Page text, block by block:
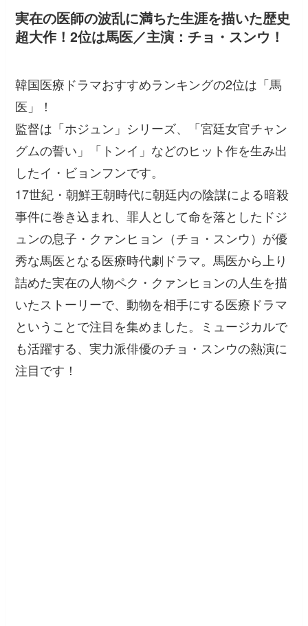
実在の医師の波乱に満ちた生涯を描いた歴史
超大作！2位は馬医／主演：チョ・スンウ！
韓国医療ドラマおすすめランキングの2位は「馬
医」！
監督は「ホジュン」シリーズ、「宮廷女官チャン
グムの誓い」「トンイ」などのヒット作を生み出
したイ・ビョンフンです。
17世紀・朝鮮王朝時代に朝廷内の陰謀による暗殺
事件に巻き込まれ、罪人として命を落としたドジ
ュンの息子・クァンヒョン（チョ・スンウ）が優
秀な馬医となる医療時代劇ドラマ。馬医から上り
詰めた実在の人物ペク・クァンヒョンの人生を描
いたストーリーで、動物を相手にする医療ドラマ
ということで注目を集めました。ミュージカルで
も活躍する、実力派俳優のチョ・スンウの熱演に
注目です！